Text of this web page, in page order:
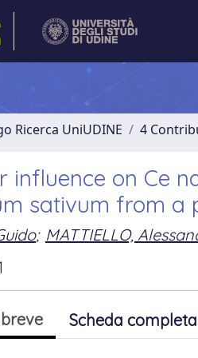
Ricerca UniUDINE 4
influence on Ce
sativum from a
; MATTIELLO,
Scheda completa